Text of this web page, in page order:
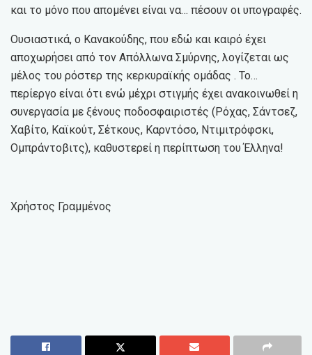
και το μόνο που απομένει είναι να… πέσουν οι υπογραφές.
Ουσιαστικά, ο Κανακούδης, που εδώ και καιρό έχει
αποχωρήσει από τον Απόλλωνα Σμύρνης, λογίζεται ως
μέλος του ρόστερ της κερκυραϊκής ομάδας . Το…
περίεργο είναι ότι ενώ μέχρι στιγμής έχει ανακοινωθεί η
συνεργασία με ξένους ποδοσφαιριστές (Ρόχας, Σάντσεζ,
Χαβίτο, Καϊκούτ, Σέτκους, Καρντόσο, Ντιμιτρόφσκι,
Ομπράντοβιτς), καθυστερεί η περίπτωση του Έλληνα!
Χρήστος Γραμμένος